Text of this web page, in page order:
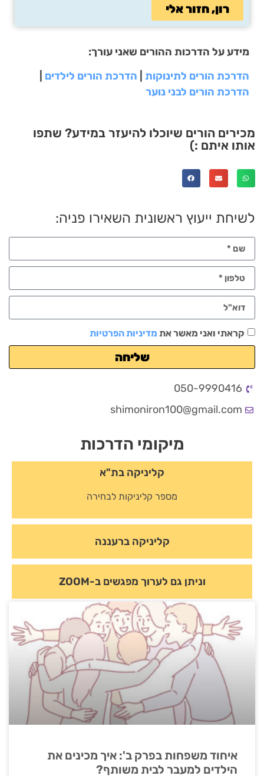
לשיחת ייעוץ ראשונית השאירו פניה:
קראתי ואני מאשר את מדיניות הפרטיות
שליחה
050-9990416
shimoniron100@gmail.com
מיקומי הדרכות
קליניקה בת"א
מספר קליניקות לבחירה
קליניקה ברעננה
וניתן גם לערוך מפגשים ב-ZOOM
איחוד משפחות בפרק ב': איך מכינים את
הילדים למעבר לבית משותף?
רון, חזור אלי
מידע על הדרכות ההורים שאני עורך:
הדרכת הורים לתינוקות
הדרכת הורים לילדים
הדרכת הורים לבני נוער
מכירים הורים שיוכלו להיעזר במידע? שתפו
אותו איתם :)